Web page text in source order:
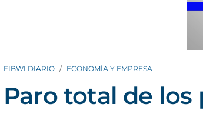
FIBWI DIARIO ECONOMÍA Y EMPRESA
Paro total de los